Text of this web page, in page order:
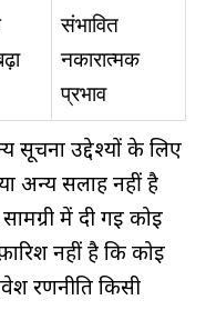
संभावित
नकारात्मक
प्रभाव
सूचना उद्देश्यों के लिए
अन्य सलाह नहीं है
में दी गई कोई
नहीं है कि कोई
रणनीति किसी